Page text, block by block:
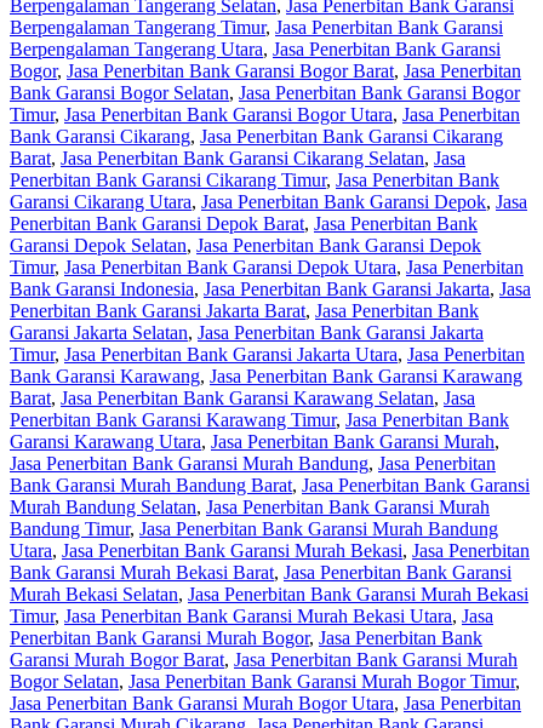
Berpengalaman Tangerang Selatan, Jasa Penerbitan Bank Garansi
Berpengalaman Tangerang Timur, Jasa Penerbitan Bank Garansi
Berpengalaman Tangerang Utara, Jasa Penerbitan Bank Garansi
Bogor, Jasa Penerbitan Bank Garansi Bogor Barat, Jasa Penerbitan
Bank Garansi Bogor Selatan, Jasa Penerbitan Bank Garansi Bogor
Timur, Jasa Penerbitan Bank Garansi Bogor Utara, Jasa Penerbitan
Bank Garansi Cikarang, Jasa Penerbitan Bank Garansi Cikarang
Barat, Jasa Penerbitan Bank Garansi Cikarang Selatan, Jasa
Penerbitan Bank Garansi Cikarang Timur, Jasa Penerbitan Bank
Garansi Cikarang Utara, Jasa Penerbitan Bank Garansi Depok, Jasa
Penerbitan Bank Garansi Depok Barat, Jasa Penerbitan Bank
Garansi Depok Selatan, Jasa Penerbitan Bank Garansi Depok
Timur, Jasa Penerbitan Bank Garansi Depok Utara, Jasa Penerbitan
Bank Garansi Indonesia, Jasa Penerbitan Bank Garansi Jakarta, Jasa
Penerbitan Bank Garansi Jakarta Barat, Jasa Penerbitan Bank
Garansi Jakarta Selatan, Jasa Penerbitan Bank Garansi Jakarta
Timur, Jasa Penerbitan Bank Garansi Jakarta Utara, Jasa Penerbitan
Bank Garansi Karawang, Jasa Penerbitan Bank Garansi Karawang
Barat, Jasa Penerbitan Bank Garansi Karawang Selatan, Jasa
Penerbitan Bank Garansi Karawang Timur, Jasa Penerbitan Bank
Garansi Karawang Utara, Jasa Penerbitan Bank Garansi Murah,
Jasa Penerbitan Bank Garansi Murah Bandung, Jasa Penerbitan
Bank Garansi Murah Bandung Barat, Jasa Penerbitan Bank Garansi
Murah Bandung Selatan, Jasa Penerbitan Bank Garansi Murah
Bandung Timur, Jasa Penerbitan Bank Garansi Murah Bandung
Utara, Jasa Penerbitan Bank Garansi Murah Bekasi, Jasa Penerbitan
Bank Garansi Murah Bekasi Barat, Jasa Penerbitan Bank Garansi
Murah Bekasi Selatan, Jasa Penerbitan Bank Garansi Murah Bekasi
Timur, Jasa Penerbitan Bank Garansi Murah Bekasi Utara, Jasa
Penerbitan Bank Garansi Murah Bogor, Jasa Penerbitan Bank
Garansi Murah Bogor Barat, Jasa Penerbitan Bank Garansi Murah
Bogor Selatan, Jasa Penerbitan Bank Garansi Murah Bogor Timur,
Jasa Penerbitan Bank Garansi Murah Bogor Utara, Jasa Penerbitan